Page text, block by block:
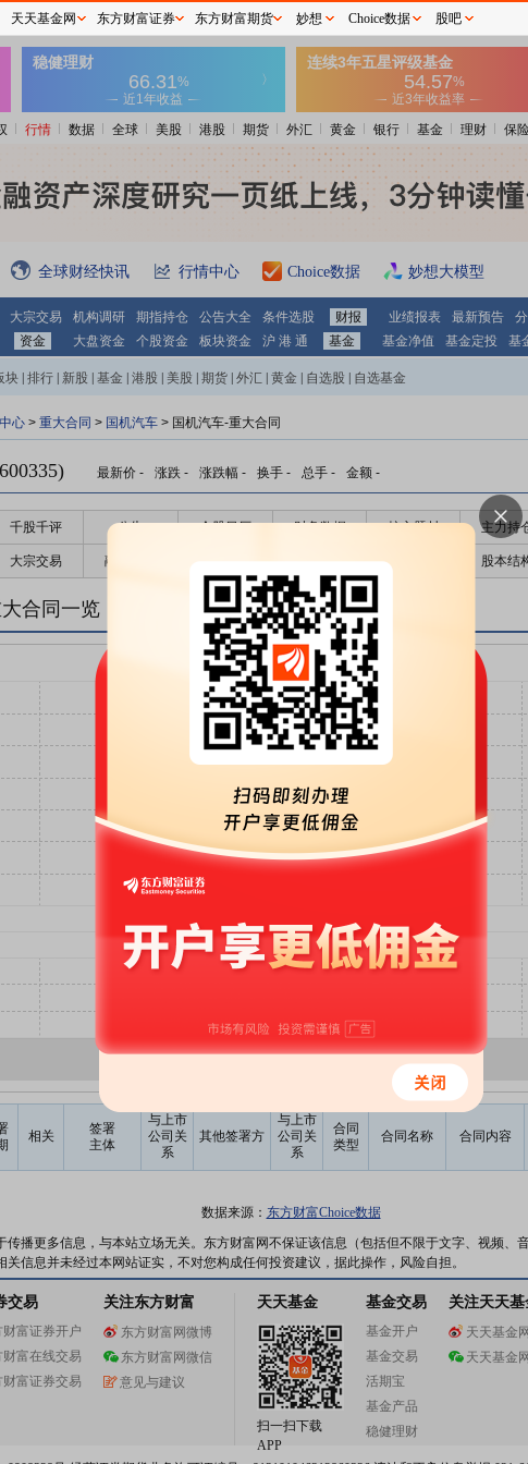
行情 数据 全球 美股 港股 期货 外汇 黄金 银行 基金 理财 保
全球财经快讯 行情中心 Choice数据 妙想大模型
大宗交易 机构调研 期指持仓 公告大全 条件选股 财报 业绩报表 最新预告
资金 大盘资金 个股资金 板块资金 沪 港 通 基金 基金净值 基金定投 基
块 排行 新股 基金 港股 美股 期货 外汇 黄金 自选股 自选基金
心 > 重大合同 > 国机汽车 > 国机汽车-重大合同
最新价 - 涨跌 - 涨跌幅 - 换手 - 总手 - 金额 -
千股千评 公告 个股日历 财务数据 核心题材 主力持
大宗交易 融资融券 高管持股 股东大会 个股研报 股本结
合同一览
相关
签署
主体
与上市
公司关
系
其他签署方
与上市
公司关
系
合同
类型
合同名称 合同内容
数据来源： 东方财富Choice数据
传播更多信息，与本站立场无关。东方财富网不保证该信息（包括但不限于文字、视频、
信息并未经过本网站证实，不对您构成任何投资建议，据此操作，风险自担。
交易
财富证券开户
财富在线交易
财富证券交易
关注东方财富
东方财富网微博
东方财富网微信
意见与建议
天天基金
扫一扫下载
APP
基金交易
基金开户
基金交易
活期宝
基金产品
稳健理财
关注天天基
天天基金
天天基金
天天基金网 东方财富证券 东方财富期货 妙想 Choice数据 股吧